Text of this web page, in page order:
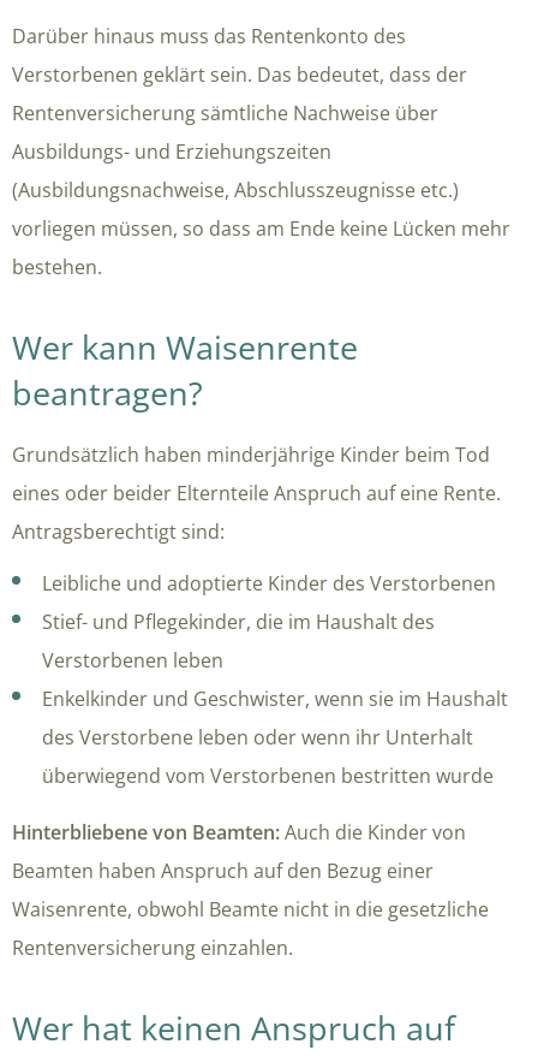
Darüber hinaus muss das Rentenkonto des
Verstorbenen geklärt sein. Das bedeutet, dass der
Rentenversicherung sämtliche Nachweise über
Ausbildungs- und Erziehungszeiten
(Ausbildungsnachweise, Abschlusszeugnisse etc.)
vorliegen müssen, so dass am Ende keine Lücken mehr
bestehen.
Wer kann Waisenrente
beantragen?
Grundsätzlich haben minderjährige Kinder beim Tod
eines oder beider Elternteile Anspruch auf eine Rente.
Antragsberechtigt sind:
Leibliche und adoptierte Kinder des Verstorbenen
Stief- und Pflegekinder, die im Haushalt des
Verstorbenen leben
Enkelkinder und Geschwister, wenn sie im Haushalt
des Verstorbene leben oder wenn ihr Unterhalt
überwiegend vom Verstorbenen bestritten wurde
Hinterbliebene von Beamten:Auch die Kinder von
Beamten haben Anspruch auf den Bezug einer
Waisenrente, obwohl Beamte nicht in die gesetzliche
Rentenversicherung einzahlen.
Wer hat keinen Anspruch auf